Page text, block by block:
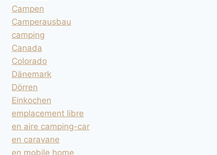
Campen
Camperausbau
camping
Canada
Colorado
Dänemark
Dörren
Einkochen
emplacement libre
en aire camping-car
en caravane
en mobile home